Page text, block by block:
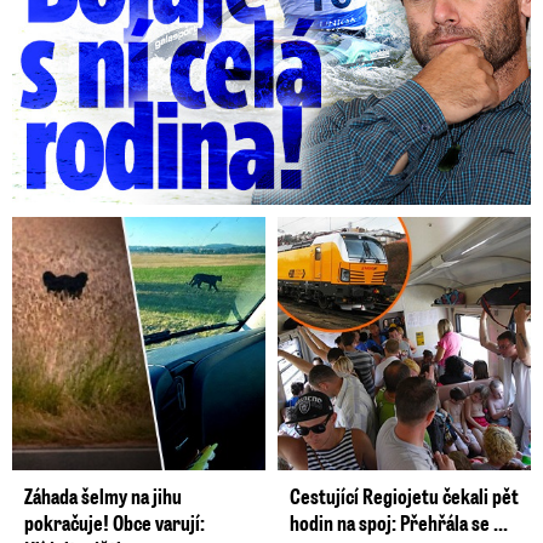
„Správný přístup by z naší strany byl opravdu
zaměřit tu pomoc do zemí, odkud ti lidé
přicházejí, protože vidíme zejména v Itálii, že
chodí i žadatelé o azyl, kteří nemají vůbec
naději azyl získat – ze zemí jako třeba Ghana,
Gambie, Guinea,“ říká Rozumek.
VIDEO: Ohledně strachu z uprchlíků se Rozumek
ptal v pořadu S prezidentem v Lánech i hlavy státu
Miloše Zemana
To, že balkánská cesta je nyní zavřená a jedinou
otevřenou pro uprchlíky zůstává italská cesta,
Záhada šelmy na jihu
pokračuje! Obce varují:
Cestující Regiojetu čekali pět
hodin na spoj: Přehřála se ...